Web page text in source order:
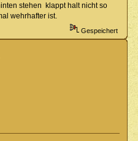
stehen klappt halt nicht so
wehrhafter ist.
Gespeichert